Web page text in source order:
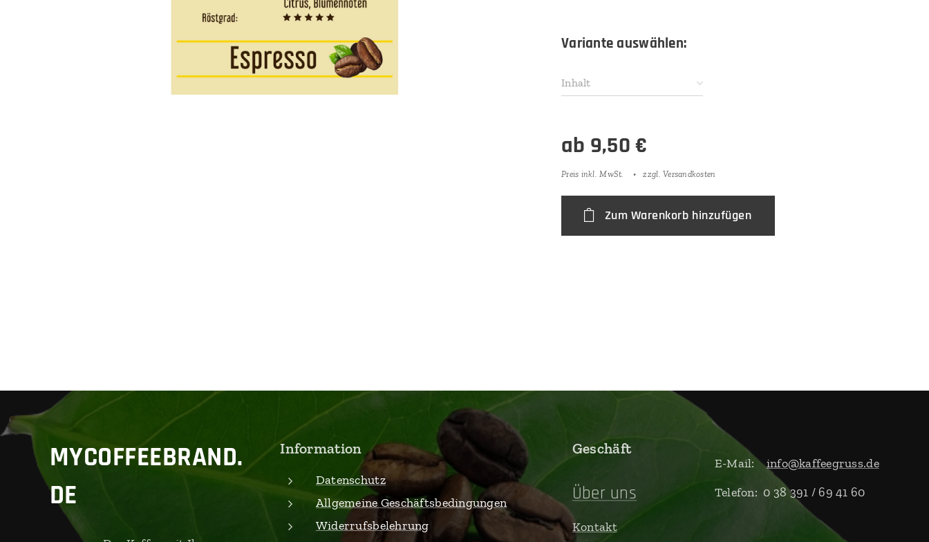
Variante auswählen:
Inhalt
ab 9,50€
Preis inkl. MwSt. zzgl. Versandkosten
Zum Warenkorb hinzufügen
MYCOFFEEBRAND.
DE
Information
Datenschutz
Allgemeine Geschäftsbedingungen
Widerrufsbelehrung
Geschäft
Über uns
Kontakt
E-Mail:info@kaffeegruss.de
Telefon: 0 38 391 / 69 41 60